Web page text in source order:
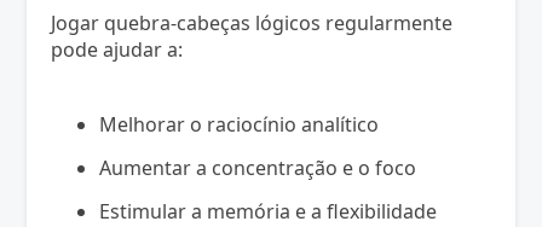
Jogar quebra-cabeças lógicos regularmente
pode ajudar a:
Melhorar o raciocínio analítico
Aumentar a concentração e o foco
Estimular a memória e a flexibilidade